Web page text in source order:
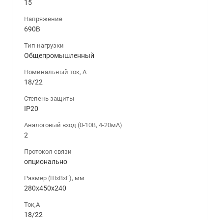
15
Напряжение
690В
Тип нагрузки
Общепромышленный
Номинальный ток, А
18/22
Степень защиты
IP20
Аналоговый вход (0-10В, 4-20мА)
2
Протокол связи
опционально
Размер (ШхВхГ), мм
280x450x240
Ток,А
18/22